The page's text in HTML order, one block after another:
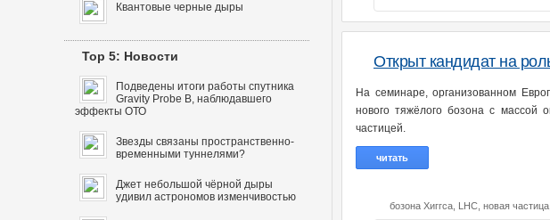
Открыт кандидат на
На семинаре, организованном
нового тяжёлого бозона с массой
частицей.
читать
бозона Хиггса, LHC, новая частица,
Квантовые черные дыры
Top 5: Новости
Подведены итоги работы спутника
Gravity Probe B, наблюдавшего
эффекты ОТО
Звезды связаны пространственно-
временными туннелями?
Джет небольшой чёрной дыры
удивил астрономов изменчивостью